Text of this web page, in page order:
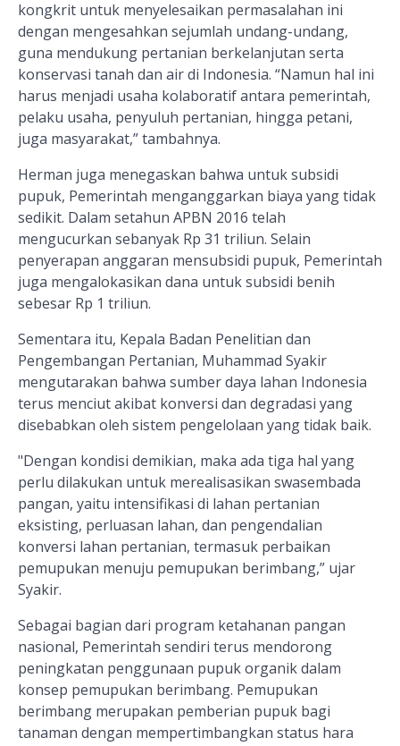
kongkrit untuk menyelesaikan permasalahan ini
dengan mengesahkan sejumlah undang-undang,
guna mendukung pertanian berkelanjutan serta
konservasi tanah dan air di Indonesia. “Namun hal ini
harus menjadi usaha kolaboratif antara pemerintah,
pelaku usaha, penyuluh pertanian, hingga petani,
juga masyarakat,”tambahnya.
Herman juga menegaskan bahwa untuk subsidi
pupuk, Pemerintah menganggarkan biaya yang tidak
sedikit. Dalam setahun APBN 2016 telah
mengucurkan sebanyak Rp 31 triliun. Selain
penyerapan anggaran mensubsidi pupuk, Pemerintah
juga mengalokasikan dana untuk subsidi benih
sebesar Rp 1 triliun.
Sementara itu, Kepala Badan Penelitian dan
Pengembangan Pertanian, Muhammad Syakir
mengutarakan bahwa sumber daya lahan Indonesia
terus menciut akibat konversi dan degradasi yang
disebabkan oleh sistem pengelolaan yang tidak baik.
"Dengan kondisi demikian, maka ada tiga hal yang
perlu dilakukan untuk merealisasikan swasembada
pangan, yaitu intensifikasi di lahan pertanian
eksisting, perluasan lahan, dan pengendalian
konversi lahan pertanian, termasuk perbaikan
pemupukan menuju pemupukan berimbang,” ujar
Syakir.
Sebagai bagian dari program ketahanan pangan
nasional, Pemerintah sendiri terus mendorong
peningkatan penggunaan pupuk organik dalam
konsep pemupukan berimbang. Pemupukan
berimbang merupakan pemberian pupuk bagi
tanaman dengan mempertimbangkan status hara